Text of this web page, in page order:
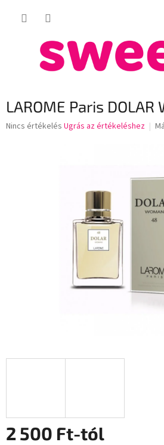
LAROME Paris
A
Nincs értékelés Ugrás az értékeléshez
2 500 Ft-tól